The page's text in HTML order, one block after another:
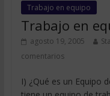
Trabajo en equipo
Trabajo en
agosto 19, 2005
comentarios
I) ¿Qué es un Equipo